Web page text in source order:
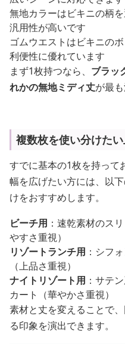
無地カラーはビキニの柄
汎用性が高いです
ゴムウエストはビキニの
利便性に優れています
まず1枚持つなら、 ブラッ
れかの無地ミディ丈が最
複数枚を使い分けた
すでに基本の1枚を持って
幅を広げたい方には、以
けをおすすめします。
ビーチ用 ：速乾素材のス
やすさ重視）
リゾートランチ用 ：シフ
（上品さ重視）
ナイトリゾート用 ：サテ
カート（華やかさ重視）
素材と丈を変えることで
る印象を演出できます。